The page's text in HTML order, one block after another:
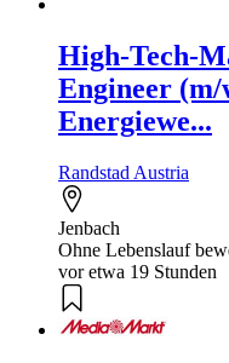
High-Tech-
Engineer (m/
Energiewe...
Randstad Austria
Jenbach
Ohne Lebenslauf
vor etwa 19 Stunden